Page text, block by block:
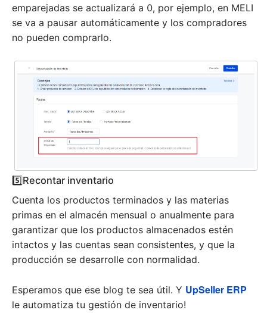
emparejadas se actualizará a 0, por ejemplo, en MELI
se va a pausar automáticamente y los compradores
no pueden comprarlo.
5️⃣Recontar inventario
Cuenta los productos terminados y las materias
primas en el almacén mensual o anualmente para
garantizar que los productos almacenados estén
intactos y las cuentas sean consistentes, y que la
producción se desarrolle con normalidad.
Esperamos que ese blog te sea útil. Y UpSeller ERP
le automatiza tu gestión de inventario!